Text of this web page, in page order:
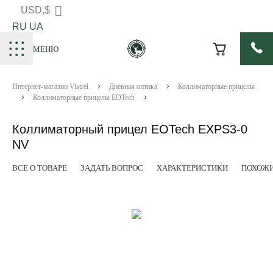
USD,$
RU UA
МЕНЮ
Интернет-магазин Vistrel Дневная оптика
Коллиматорные прицелы
Коллиматорные прицелы EOTech
Коллиматорный прицел EOTech EXPS3-0
NV
ВСЕ О ТОВАРЕ ЗАДАТЬ ВОПРОС ХАРАКТЕРИСТИКИ